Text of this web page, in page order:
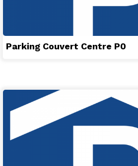
Parking Couvert Centre P0